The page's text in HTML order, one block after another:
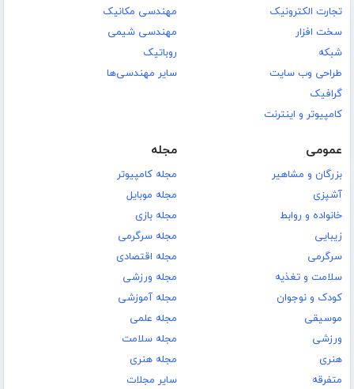
تجارت الکترونیک
سخت افزار
شبکه
طراحی وب سایت
گرافیک
کامپیوتر و اینترنت
مهندسی مکانیک
مهندسی شیمی
روباتیک
سایر مهندسی‌ها
عمومی
بزرگان و مشاهیر
آشپزی
خانواده و روابط
زیبایی
سرگرمی
سلامت و تغذیه
کودک و نوجوان
موسیقی
ورزشی
هنری
متفرقه
مجله
مجله کامپیوتر
مجله موبایل
مجله بازی
مجله سرگرمی
مجله اقتصادی
مجله ورزشی
مجله آموزشی
مجله علمی
مجله سلامت
مجله هنری
سایر مجلات